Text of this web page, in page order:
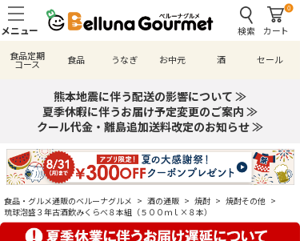
検索
0
カート
食品定期
コース 食品 うなぎ お中元 酒 セール
熊本地震に伴う配送の影響について ≫
夏季休暇に伴うお届け予定変更のご案内 ≫
クール代金・離島追加送料改定のお知らせ ≫
食品・グルメ通販のベルーナグルメ > 酒の通販 > 焼酎 > 焼酎その他 >
琉球泡盛３年古酒飲みくらべ８本組（５００ｍｌ×８本）